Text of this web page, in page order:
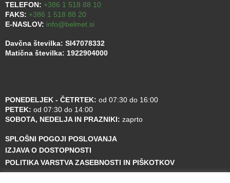
TELEFON: +386 1 518 88 10
FAKS: +386 1 518 88 20
E-NASLOV: info@belmet.si
Davčna številka: SI47078332
Matična številka: 1922904000
PONEDELJEK - ČETRTEK: od 07:30 do 16:00
PETEK: od 07:30 do 14:00
SOBOTA, NEDELJA IN PRAZNIKI: zaprto
SPLOŠNI POGOJI POSLOVANJA
IZJAVA O DOSTOPNOSTI
POLITIKA VARSTVA ZASEBNOSTI IN PIŠKOTKOV